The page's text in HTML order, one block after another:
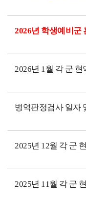
2026년 학생예비군
2026년 1월 각 군
병역판정검사 일자
2025년 12월 각 군
2025년 11월 각 군